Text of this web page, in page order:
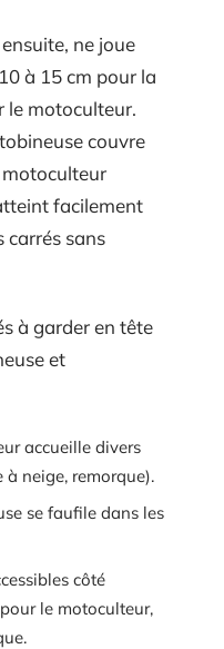
ne joue
à 15 cm pour la
le motoculteur.
couvre
facilement
carrés sans
à garder en tête
et
accueille divers
à neige, remorque).
se faufile dans les
côté
le motoculteur,